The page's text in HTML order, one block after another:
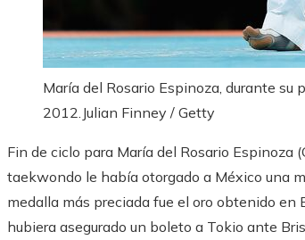
María del Rosario Espinoza, durante su
2012. Julian Finney / Getty
Fin de ciclo para María del Rosario Espinoza
taekwondo le había otorgado a México una
medalla más preciada fue el oro obtenido
hubiera asegurado un boleto a Tokio ante